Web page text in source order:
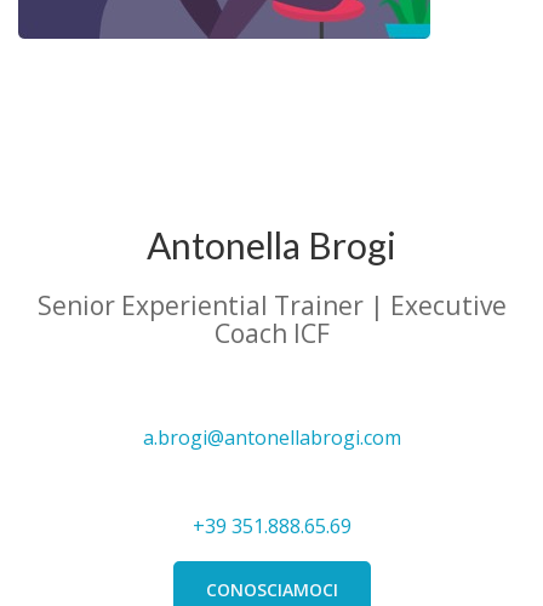
Antonella Brogi
Senior Experiential Trainer | Executive
Coach ICF
a.brogi@antonellabrogi.com
+39 351.888.65.69
CONOSCIAMOCI